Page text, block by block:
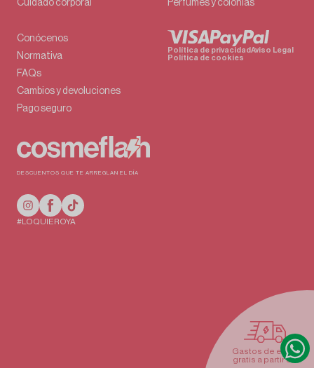
DESCUENTOS QUE TE ARREGLAN EL DÍA
Conócenos
Normativa
FAQs
Cambios y devoluciones
Pago seguro
Cuidado corporal
Perfumes y colonias
Política de privacidadAviso Legal
Política de cookies
#LOQUIEROYA
Gastos de envío
gratis a partir de